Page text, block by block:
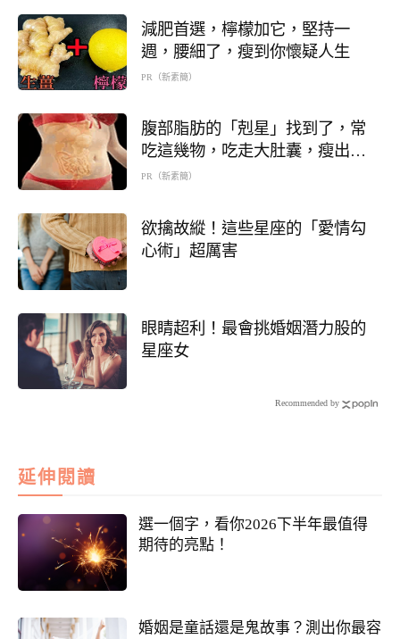
減肥首選，檸檬加它，堅持一
週，腰細了，瘦到你懷疑人生
PR（新素簡）
腹部脂肪的「剋星」找到了，常
吃這幾物，吃走大肚囊，瘦出小
蠻腰
PR（新素簡）
欲擒故縱！這些星座的「愛情勾
心術」超厲害
眼睛超利！最會挑婚姻潛力股的
星座女
Recommended by
延伸閱讀
選一個字，看你2026下半年最值得
期待的亮點！
婚姻是童話還是鬼故事？測出你最容